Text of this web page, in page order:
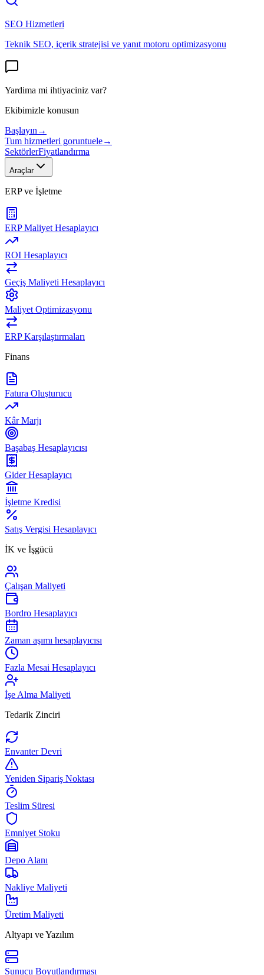
SEO Hizmetleri
Teknik SEO, içerik stratejisi ve yanıt motoru optimizasyonu
Yardima mi ihtiyaciniz var?
Ekibimizle konusun
Başlayın →
Tum hizmetleri goruntuele→
SektörlerFiyatlandırma
Araçlar
ERP ve İşletme
ERP Maliyet Hesaplayıcı
ROI Hesaplayıcı
Geçiş Maliyeti Hesaplayıcı
Maliyet Optimizasyonu
ERP Karşılaştırmaları
Finans
Fatura Oluşturucu
Kâr Marjı
Başabaş Hesaplayıcısı
Gider Hesaplayıcı
İşletme Kredisi
Satış Vergisi Hesaplayıcı
İK ve İşgücü
Çalışan Maliyeti
Bordro Hesaplayıcı
Zaman aşımı hesaplayıcısı
Fazla Mesai Hesaplayıcı
İşe Alma Maliyeti
Tedarik Zinciri
Envanter Devri
Yeniden Sipariş Noktası
Teslim Süresi
Emniyet Stoku
Depo Alanı
Nakliye Maliyeti
Üretim Maliyeti
Altyapı ve Yazılım
Sunucu Boyutlandırması